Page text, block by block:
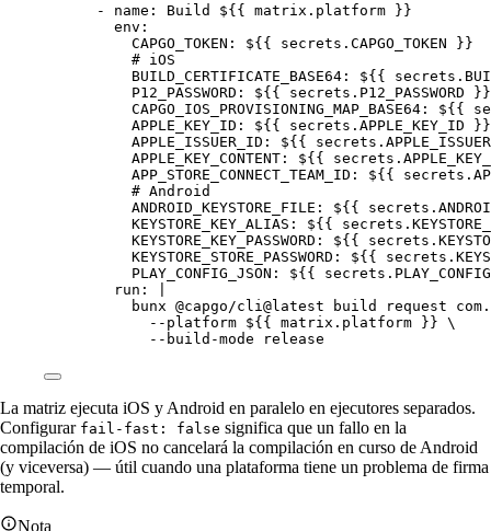
- name : Build ${{ matrix.platform }}
env :
CAPGO_TOKEN : ${{ secrets.CAPGO_TOKEN }}
# iOS
BUILD_CERTIFICATE_BASE64 : ${{
P12_PASSWORD : ${{ secrets.P12_PASSWORD }}
CAPGO_IOS_PROVISIONING_MAP_BASE64 : ${{
APPLE_KEY_ID : ${{ secrets.APPLE_KEY_ID }}
APPLE_ISSUER_ID : ${{
APPLE_KEY_CONTENT : ${{
APP_STORE_CONNECT_TEAM_ID : ${{
# Android
ANDROID_KEYSTORE_FILE : ${{
KEYSTORE_KEY_ALIAS : ${{
KEYSTORE_KEY_PASSWORD : ${{
KEYSTORE_STORE_PASSWORD : ${{
PLAY_CONFIG_JSON : ${{
run :
bunx @capgo/cli@latest build request
--platform ${{ matrix.platform }} \
--build-mode release
La matriz ejecuta iOS y Android en paralelo en ejecutores separados.
Configurar fail-fast: false significa que un fallo en la
compilación de iOS no cancelará la compilación en curso de Android
(y viceversa) — útil cuando una plataforma tiene un problema de firma
temporal.
Nota